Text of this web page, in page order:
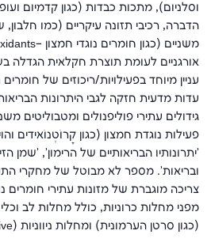
וסלניום), מתכות כבדות (כגון קדמיום
הדברה, רכיבי תזונה עיקריים (כמו חלבון,
אורגניים לעומת תוצרת חקלאית הגדלה
עניין מיוחד בפעילויות/ריכוזים של חומרים
עדות מדעית חזקה לגבי היתרונות
גידולים עתירי פוליפנולים ומטבוליטים
'יתרונותיו הבריאותיים של הרימון', 'שמן
ובריאות'. מספר לא מבוטל של מחקרי
צריכה מוגברת של מזונות עתירי חומרים
מפני מחלות כרוניות, כולל מחלות לב
(כגון סרטן הערמונית) ומחלות ניווניות (nerurodegenerative).